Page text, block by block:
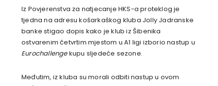
Iz Povjerenstva za natjecanje HKS-a proteklog je
tjedna na adresu košarkaškog kluba Jolly Jadranske
banke stigao dopis kako je klub iz Šibenika
ostvarenim četvrtim mjestom u A1 ligi izborio nastup u
Eurochallengekupu sljedeće sezone.
Međutim, iz kluba su morali odbiti nastup u ovom